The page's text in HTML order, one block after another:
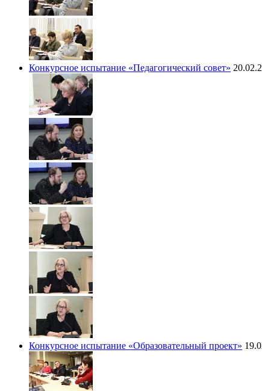
Конкурсное испытание «Педагогический совет»
Конкурсное испытание «Образовательный проект»